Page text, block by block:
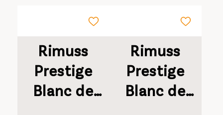
Rimuss
Prestige
Blanc de
Rimuss
Prestige
Blanc de